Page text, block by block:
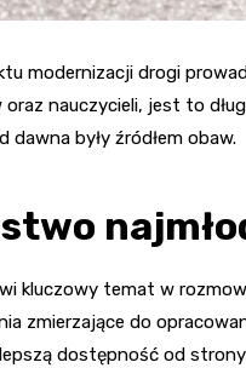
modernizacji drogi
nauczycieli, jest to
były źródłem obaw.
kluczowy temat w
zmierzające do
dostępność od